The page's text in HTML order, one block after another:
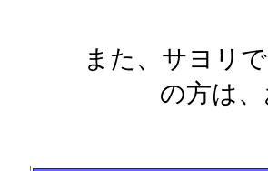
また、サヨリ
の方は